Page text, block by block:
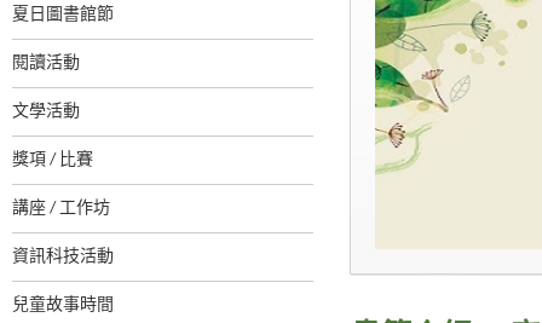
夏日圖書館節
閱讀活動
文學活動
獎項 / 比賽
講座 / 工作坊
資訊科技活動
兒童故事時間